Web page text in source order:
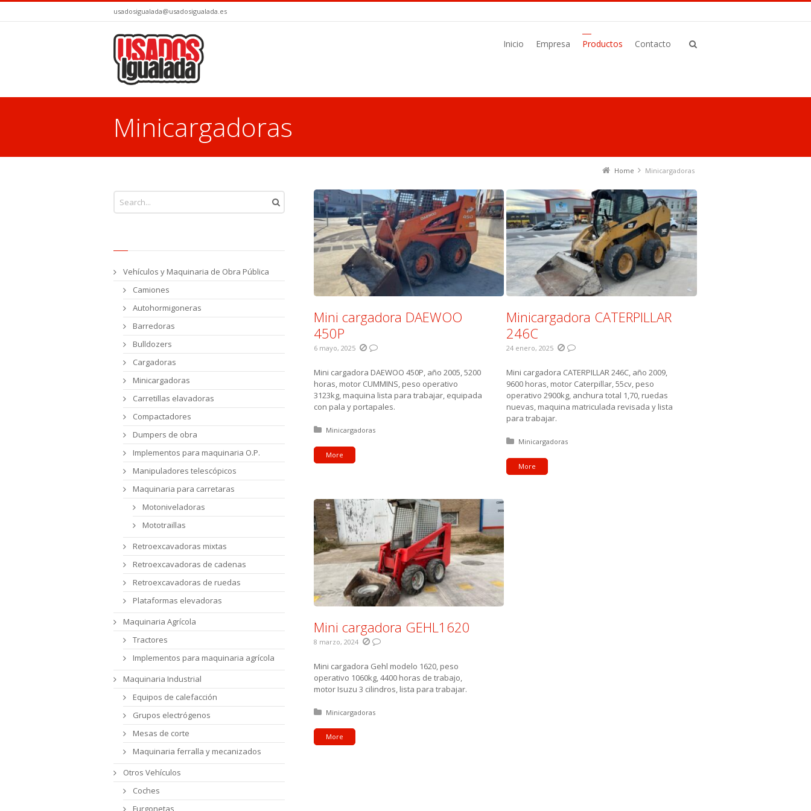
usadosigualada@usadosigualada.es
Inicio Empresa Productos Contacto
Minicargadoras
Home Minicargadoras
Mini cargadora DAEWOO
450P
6 mayo, 2025
Mini cargadora DAEWOO 450P, año 2005, 5200
horas, motor CUMMINS, peso operativo
3123kg, maquina lista para trabajar, equipada
con pala y portapales.
Posted in:
Minicargadoras
More
Minicargadora CATERPILLAR
246C
24 enero, 2025
Mini cargadora CATERPILLAR 246C, año 2009,
9600 horas, motor Caterpillar, 55cv, peso
operativo 2900kg, anchura total 1,70, ruedas
nuevas, maquina matriculada revisada y lista
para trabajar.
Posted in:
Minicargadoras
More
Mini cargadora GEHL1620
8 marzo, 2024
Mini cargadora Gehl modelo 1620, peso
operativo 1060kg, 4400 horas de trabajo,
motor Isuzu 3 cilindros, lista para trabajar.
Posted in:
Minicargadoras
More
Vehículos y Maquinaria de Obra Pública
Camiones
Autohormigoneras
Barredoras
Bulldozers
Cargadoras
Minicargadoras
Carretillas elavadoras
Compactadores
Dumpers de obra
Implementos para maquinaria O.P.
Manipuladores telescópicos
Maquinaria para carretaras
Motoniveladoras
Mototraillas
Retroexcavadoras mixtas
Retroexcavadoras de cadenas
Retroexcavadoras de ruedas
Plataformas elevadoras
Maquinaria Agrícola
Tractores
Implementos para maquinaria agrícola
Maquinaria Industrial
Equipos de calefacción
Grupos electrógenos
Mesas de corte
Maquinaria ferralla y mecanizados
Otros Vehículos
Coches
Furgonetas